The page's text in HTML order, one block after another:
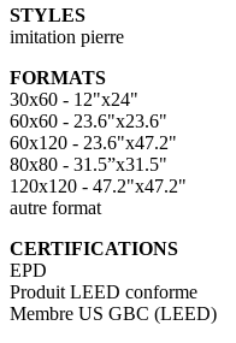
STYLES
imitation pierre
FORMATS
30x60 - 12"x24"
60x60 - 23.6"x23.6"
60x120 - 23.6"x47.2"
80x80 - 31.5”x31.5"
120x120 - 47.2"x47.2"
autre format
CERTIFICATIONS
EPD
Produit LEED conforme
Membre US GBC (LEED)